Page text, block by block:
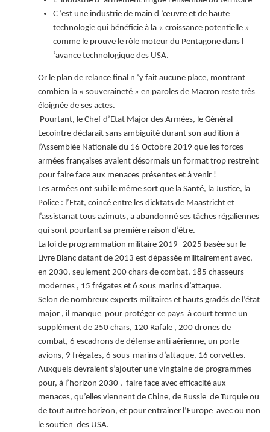
C ‘est une industrie de main d ‘œuvre et de haute
technologie qui bénéficie à la « croissance potentielle »
comme le prouve le rôle moteur du Pentagone dans l
‘avance technologique des USA.
Or le plan de relance final n ‘y fait aucune place, montrant
combien la « souveraineté » en paroles de Macron reste très
éloignée de ses actes.
Pourtant, le Chef d’Etat Major des Armées, le Général
Lecointre déclarait sans ambiguité durant son audition à
l’Assemblée Nationale du 16 Octobre 2019 que les forces
armées françaises avaient désormais un format trop restreint
pour faire face aux menaces présentes et à venir !
Les armées ont subi le même sort que la Santé, la Justice, la
Police : l’Etat, coincé entre les dicktats de Maastricht et
l’assistanat tous azimuts, a abandonné ses tâches régaliennes
qui sont pourtant sa première raison d’être.
La loi de programmation militaire 2019 -2025 basée sur le
Livre Blanc datant de 2013 est dépassée militairement avec,
en 2030, seulement 200 chars de combat, 185 chasseurs
modernes , 15 frégates et 6 sous marins d’attaque.
Selon de nombreux experts militaires et hauts gradés de l’état
major , il manque pour protéger ce pays à court terme un
supplément de 250 chars, 120 Rafale , 200 drones de
combat, 6 escadrons de défense anti aérienne, un porte-
avions, 9 frégates, 6 sous-marins d’attaque, 16 corvettes.
Auxquels devraient s’ajouter une vingtaine de programmes
pour, à l’horizon 2030 , faire face avec efficacité aux
menaces, qu’elles viennent de Chine, de Russie de Turquie ou
de tout autre horizon, et pour entrainer l’Europe avec ou non
le soutien des USA.